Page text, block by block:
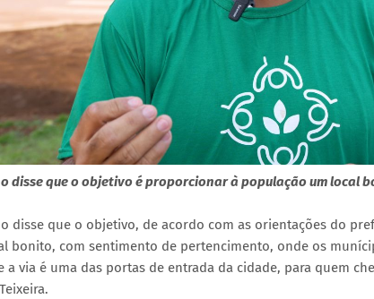
disse que o objetivo é proporcionar à população um local
disse que o objetivo, de acordo com as orientações do
bonito, com sentimento de pertencimento, onde os
a via é uma das portas de entrada da cidade, para quem